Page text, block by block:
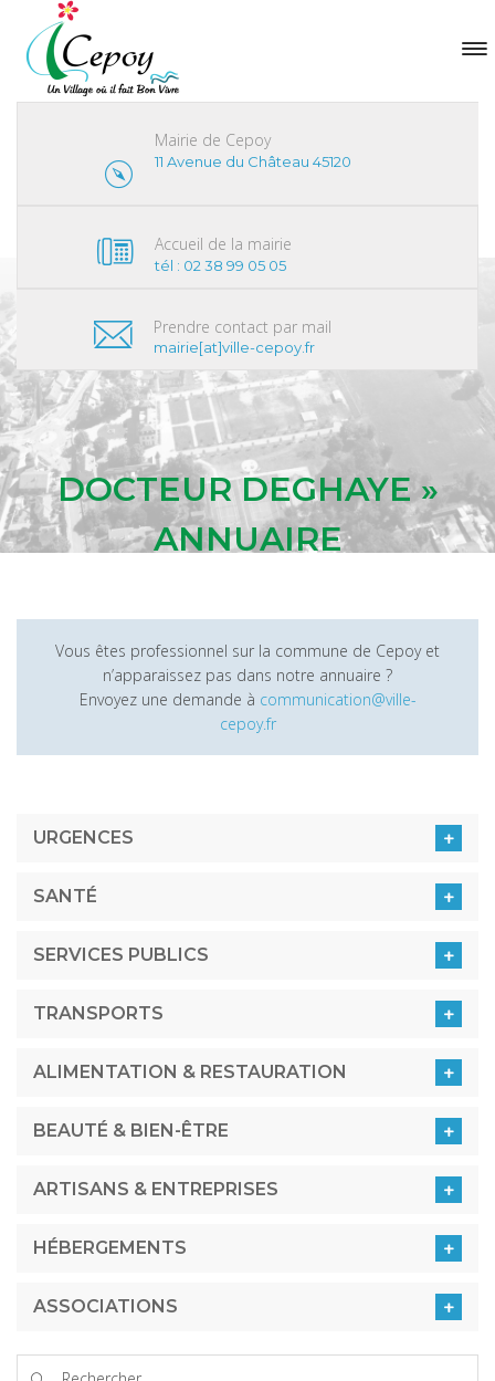
DOCTEUR DEGHAYE »
ANNUAIRE
Mairie de Cepoy
11 Avenue du Château 45120
Accueil de la mairie
tél : 02 38 99 05 05
Prendre contact par mail
mairie[at]ville-cepoy.fr
Vous êtes professionnel sur la commune de Cepoy et
n’apparaissez pas dans notre annuaire ?
Envoyez une demande à communication@ville-
cepoy.fr
URGENCES
SANTÉ
SERVICES PUBLICS
TRANSPORTS
ALIMENTATION & RESTAURATION
BEAUTÉ & BIEN-ÊTRE
ARTISANS & ENTREPRISES
HÉBERGEMENTS
ASSOCIATIONS